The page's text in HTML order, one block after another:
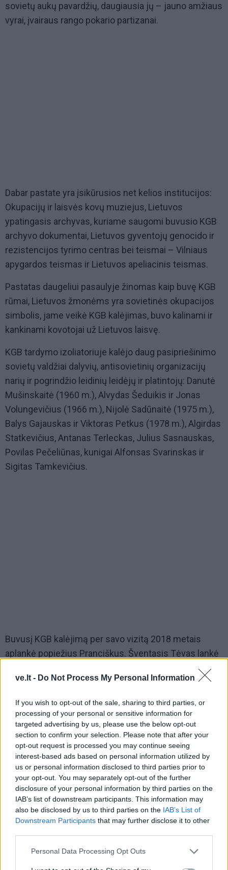
ve.lt - Do Not Process My Personal Information
If you wish to opt-out of the sale, sharing to third parties, or
processing of your personal or sensitive information for
targeted advertising by us, please use the below opt-out
section to confirm your selection. Please note that after your
opt-out request is processed you may continue seeing
interest-based ads based on personal information utilized by
us or personal information disclosed to third parties prior to
your opt-out. You may separately opt-out of the further
disclosure of your personal information by third parties on the
IAB’s list of downstream participants. This information may
also be disclosed by us to third parties on the IAB’s List of
Downstream Participants that may further disclose it to other
Personal Data Processing Opt Outs
sovietų aukų pavardžių, daugiausia jų – jauno amžiaus
vyrai, įvairaus rango pokario partizanai.
Dabar pastate yra įsikūrusios net kelios institucijos:
Okupacijų ir laisvės kovų muziejus, Lietuvos
ypatingasis archyvas, kuriame saugomi buvusio KGB
archyvo dokumentai, Lietuvos gyventojų genocido ir
rezistencijos tyrimo centras bei teismai – Vilniaus
apygardos teismas ir Lietuvos apeliacinis teismas.
Pastatas daugeliui pasaulyje žinomas kaip buvę KGB
rūmai, Lietuvos žmonėms yra sovietinės okupacijos
simbolis, jame veikė KGB kalėjimas, buvo kalinami ir
kankinami kovotojai už Lietuvos laisvę.
KGB tardymo izoliatoriuje kalėjo daug pasipriešinimo
sovietų valdžiai dalyvių, antisovietinių organizacijų
narių ir pogrindžio leidinių leidėjų ir platintojų: Danutė
Mušinskaitė (1960 m.), Alvydas Šeduikis ir Jonas
Volungevičius (1966 m.), Nijolė Sadūnaitė (1975 m.),
Balys Gajauskas ir Viktoras Petkus (1978 m.), Algirdas
Statkevičius, Antanas Terleckas, Julius Sasnauskas,
Povilas Pečeliūnas, kunigai Alfonsas Svarinskas ir
Sigitas Tamkevičius.
Buvusį KGB kalėjimą per savo vizitą 2018 metais
aplankė popiežius Pranciškus. Šventasis Tėvas lankė
kameras, kuriose per didžiąsias sovietų represijas
buvo uždaryta daugelis žymių Lietuvos gyventojų,
kurie iš ten daugiau nebeišėjo gyvi.
Kaip rašoma Visuotinėje lietuvių enciklopedijoje, 1895
metais Namajūnuose (Pasvalio raj.) gimęs K. Škirpa
1918 metų viduryje pirmasis savanoriu stojo į
Lietuvos kariuomenę, dalyvavo Nepriklausomybės
karo kovose su Sovietų Rusijos kariniais
daliniais, bermontininkais ir Lenkijos kariuomene.